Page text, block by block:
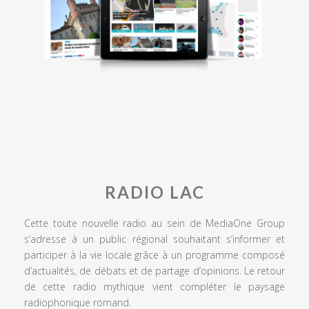
RADIO LAC
Cette toute nouvelle radio au sein de MediaOne Group
s’adresse à un public régional souhaitant s’informer et
participer à la vie locale grâce à un programme composé
d’actualités, de débats et de partage d’opinions. Le retour
de cette radio mythique vient compléter le paysage
radiophonique romand.